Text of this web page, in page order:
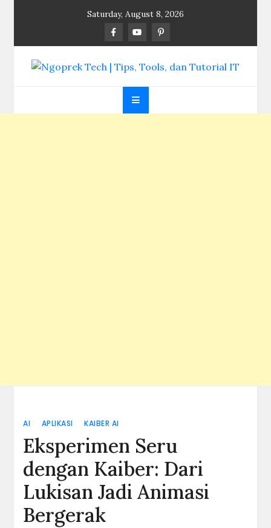
Saturday, August 8, 2026
Ngoprek Tech | Tips,
Tools, dan Tutorial
AI APLIKASI KAIBER AI
Eksperimen Seru
dengan Kaiber: Dari
Lukisan Jadi Animasi
Bergerak